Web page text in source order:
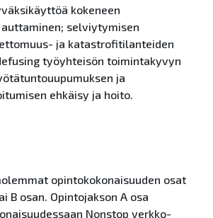
kokeneen
selviytymisen
ja katastrofitilanteiden
työyhteisön toimintakyvyn
ja
ehkäisy ja hoito.
opintokokonaisuuden osat
B osan. Opintojakson A osa
Nonstop verkko-